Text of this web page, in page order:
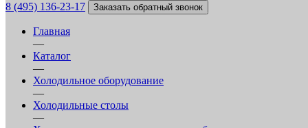
8 (495) 136-23-17 Заказать обратный звонок
Главная
—
Каталог
—
Холодильное оборудование
—
Холодильные столы
—